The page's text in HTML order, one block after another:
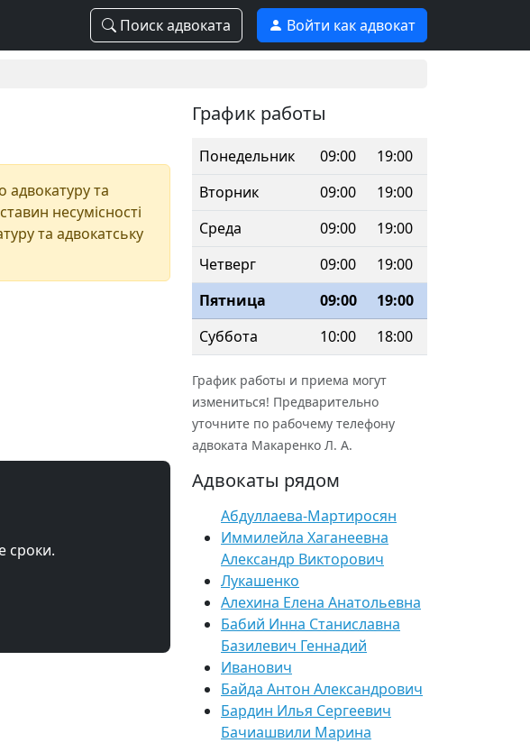
Поиск адвоката Войти как адвокат
адвокатуру та
несумісності
та адвокатську
сроки.
График работы
Понедельник 09:00
19:00
Вторник
09:00
19:00
Среда
09:00
19:00
Четверг
09:00
19:00
Пятница
09:00
19:00
Суббота
10:00 18:00
График работы и приема могут
измениться! Предварительно
уточните по рабочему телефону
адвоката Макаренко Л. А.
Адвокаты рядом
Абдуллаева-Мартиросян
Иммилейла Хаганеевна
Александр Викторович
Лукашенко
Алехина Елена Анатольевна
Бабий Инна Станиславна
Базилевич Геннадий
Иванович
Байда Антон Александрович
Бардин Илья Сергеевич
Бачиашвили Марина